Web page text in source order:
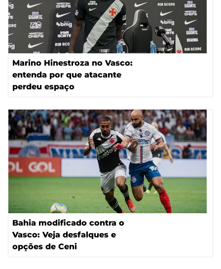
Marino Hinestroza no Vasco:
entenda por que atacante
perdeu espaço
Bahia modificado contra o
Vasco: Veja desfalques e
opções de Ceni